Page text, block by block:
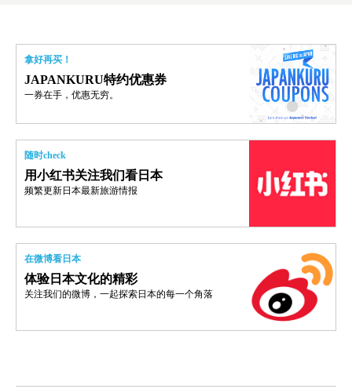
拿好再买！
JAPANKURU特约优惠券
一券在手，优惠无穷。
随时check
用小红书关注我们看日本
频繁更新日本最新旅游情报
在微博看日本
体验日本文化的精彩
关注我们的微博，一起探索日本的每一个角落